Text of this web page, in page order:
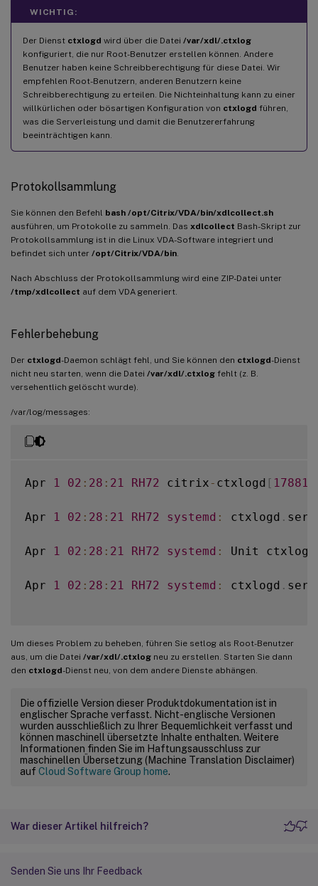
WICHTIG:
Der Dienst ctxlogd wird über die Datei /var/xdl/.ctxlog
konfiguriert, die nur Root-Benutzer erstellen können. Andere
Benutzer haben keine Schreibberechtigung für diese Datei. Wir
empfehlen Root-Benutzern, anderen Benutzern keine
Schreibberechtigung zu erteilen. Die Nichteinhaltung kann zu einer
willkürlichen oder bösartigen Konfiguration von ctxlogd führen,
was die Serverleistung und damit die Benutzererfahrung
beeinträchtigen kann.
Protokollsammlung
Sie können den Befehl bash /opt/Citrix/VDA/bin/xdlcollect.sh
ausführen, um Protokolle zu sammeln. Das xdlcollect Bash-Skript zur
Protokollsammlung ist in die Linux VDA-Software integriert und
befindet sich unter /opt/Citrix/VDA/bin
Nach Abschluss der Protokollsammlung wird eine ZIP-Datei unter
/tmp/xdlcollect auf dem VDA generiert.
Fehlerbehebung
Der ctxlogd-Daemon schlägt fehl, und Sie können den ctxlogd-Dienst
nicht neu starten, wenn die Datei /var/xdl/.ctxlog fehlt (z. B.
versehentlich gelöscht wurde).
/var/log/messages:
Apr 1 02 : 28 : 21 RH72 citrix - ctxlogd [ 17881
Apr 1 02 : 28 : 21 RH72 systemd : ctxlogd .
Apr 1 02 : 28 : 21 RH72 systemd : Unit ctxlogd
Apr 1 02 : 28 : 21 RH72 systemd : ctxlogd .
Um dieses Problem zu beheben, führen Sie setlog als Root-Benutzer
aus, um die Datei /var/xdl/.ctxlog neu zu erstellen. Starten Sie dann
den ctxlogd-Dienst neu, von dem andere Dienste abhängen.
Die offizielle Version dieser Produktdokumentation ist in
englischer Sprache verfasst. Nicht-englische Versionen
wurden ausschließlich zu Ihrer Bequemlichkeit verfasst und
können maschinell übersetzte Inhalte enthalten. Weitere
Informationen finden Sie im Haftungsausschluss zur
maschinellen Übersetzung (Machine Translation Disclaimer)
auf Cloud Software Group home.
War dieser Artikel hilfreich?
Senden Sie uns Ihr Feedback